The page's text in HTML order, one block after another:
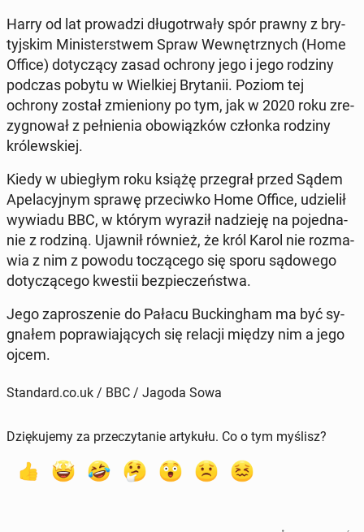
Harry od lat pro­wa­dzi dłu­go­trwa­ły spór prawny z bry­
tyj­skim Mi­ni­ster­stwem Spraw We­wnętrz­nych (Home
Office) do­ty­czą­cy zasad ochrony jego i jego rodziny
podczas pobytu w Wiel­kiej Bry­ta­nii. Poziom tej
ochrony został zmie­nio­ny po tym, jak w 2020 roku zre­
zy­gno­wał z peł­nie­nia obo­wiąz­ków członka rodziny
kró­lew­skiej.
Kiedy w ubie­głym roku książę prze­grał przed Sądem
Ape­la­cyj­nym sprawę prze­ciw­ko Home Office, udzie­lił
wywiadu BBC, w którym wyraził na­dzie­ję na po­jed­na­
nie z rodziną. Ujawnił również, że król Karol nie roz­ma­
wia z nim z powodu to­czą­ce­go się sporu są­do­we­go
do­ty­czą­ce­go kwestii bez­pie­czeń­stwa.
Jego za­pro­sze­nie do Pałacu Buc­kin­gham ma być sy­
gna­łem po­pra­wia­ją­cych się relacji między nim a jego
ojcem.
Standard.co.uk / BBC / Jagoda Sowa
Dziękujemy za przeczytanie artykułu. Co o tym myślisz?